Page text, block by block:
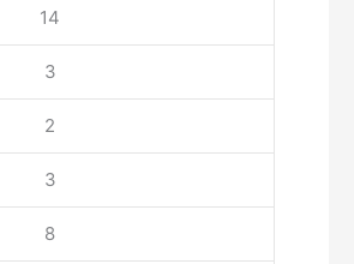
14
3
2
3
8